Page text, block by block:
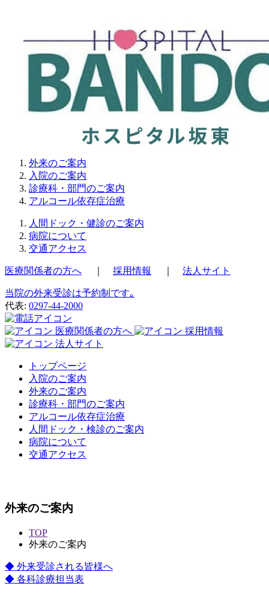
外来のご案内
入院のご案内
診療科・部門のご案内
アルコール依存症治療
人間ドック・健診のご案内
病院について
交通アクセス
医療関係者の方へ 採用情報 法人サイト
当院の外来受診は予約制です｡
代表: 0297-44-2000
医療関係者の方へ
採用情報
法人サイト
トップページ
入院のご案内
外来のご案内
診療科・部門のご案内
アルコール依存症治療
人間ドック・検診のご案内
病院について
交通アクセス
外来のご案内
TOP
外来のご案内
◆ 外来受診される皆様へ
◆ 各科診療担当表